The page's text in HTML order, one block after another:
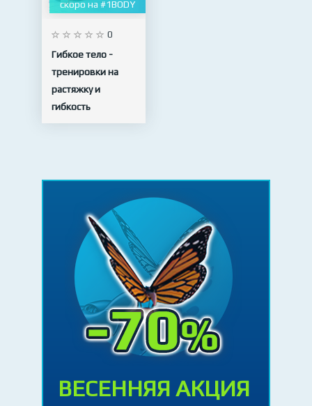
скоро на #1BODY
0
Гибкое тело -
тренировки на
растяжку и
гибкость
ВЕСЕННЯЯ АКЦИЯ